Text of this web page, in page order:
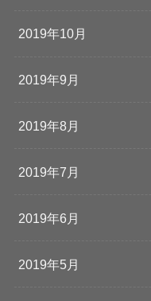
2019年10月
2019年9月
2019年8月
2019年7月
2019年6月
2019年5月